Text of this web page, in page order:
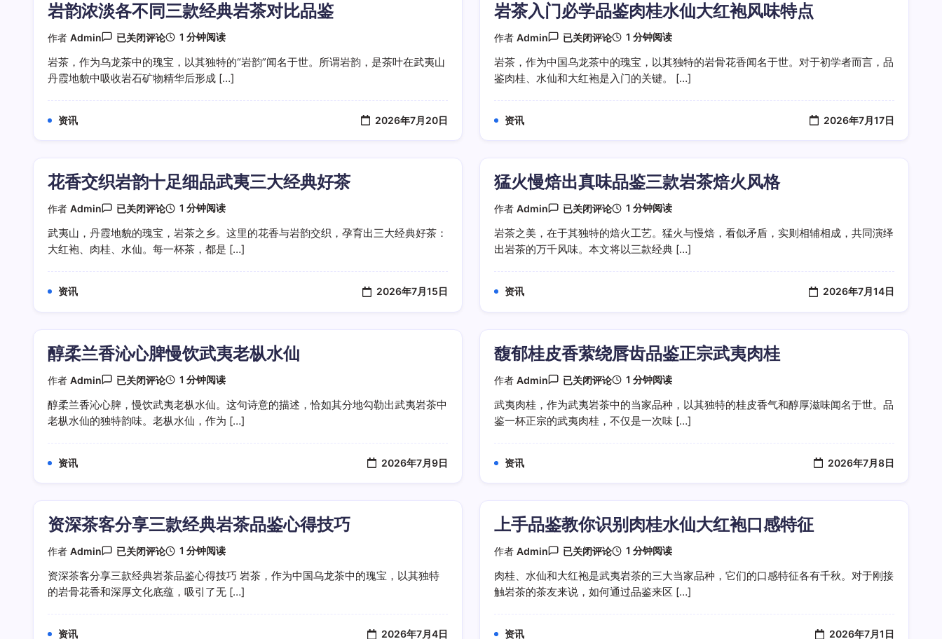
传
世
本
味
桂
独
特
魅
力
岩韵浓淡各不同三款经典岩茶对比品鉴
作者 Admin
岩
浓
淡
各
茶
对
比
品
鉴
已关闭评论 1 分钟阅读
岩茶，作为乌龙茶中的瑰宝，以其独特的“岩韵”闻名于世。所谓岩韵，是茶叶在武夷山
丹霞地貌中吸收岩石矿物精华后形成 […]
资讯 2026年7月20日
岩茶入门必学品鉴肉桂水仙大红袍风味特点
作者 Admin
岩
入
门
必
大
红
风
味
特
点
已关闭评论 1 分钟阅读
岩茶，作为中国乌龙茶中的瑰宝，以其独特的岩骨花香闻名于世。对于初学者而言，品
鉴肉桂、水仙和大红袍是入门的关键。 […]
资讯 2026年7月17日
花香交织岩韵十足细品武夷三大经典好茶
作者 Admin
花
交
织
岩
大
经
典
好
茶
已关闭评论 1 分钟阅读
武夷山，丹霞地貌的瑰宝，岩茶之乡。这里的花香与岩韵交织，孕育出三大经典好茶：
大红袍、肉桂、水仙。每一杯茶，都是 […]
资讯 2026年7月15日
猛火慢焙出真味品鉴三款岩茶焙火风格
作者 Admin
猛
慢
焙
出
焙
火
风
格
已关闭评论 1 分钟阅读
岩茶之美，在于其独特的焙火工艺。猛火与慢焙，看似矛盾，实则相辅相成，共同演绎
出岩茶的万千风味。本文将以三款经典 […]
资讯 2026年7月14日
醇柔兰香沁心脾慢饮武夷老枞水仙
作者 Admin
醇
兰
香
沁
枞
水
仙
已关闭评论 1 分钟阅读
醇柔兰香沁心脾，慢饮武夷老枞水仙。这句诗意的描述，恰如其分地勾勒出武夷岩茶中
老枞水仙的独特韵味。老枞水仙，作为 […]
资讯 2026年7月9日
馥郁桂皮香萦绕唇齿品鉴正宗武夷肉桂
作者 Admin
馥
桂
皮
香
宗
武
夷
肉
桂
已关闭评论 1 分钟阅读
武夷肉桂，作为武夷岩茶中的当家品种，以其独特的桂皮香气和醇厚滋味闻名于世。品
鉴一杯正宗的武夷肉桂，不仅是一次味 […]
资讯 2026年7月8日
资深茶客分享三款经典岩茶品鉴心得技巧
作者 Admin
资
茶
客
分
已关闭评论 1 分钟阅读
资深茶客分享三款经典岩茶品鉴心得技巧 岩茶，作为中国乌龙茶中的瑰宝，以其独特
的岩骨花香和深厚文化底蕴，吸引了无 […]
资讯 2026年7月4日
上手品鉴教你识别肉桂水仙大红袍口感特征
作者 Admin
上
品
鉴
教
已关闭评论 1 分钟阅读
肉桂、水仙和大红袍是武夷岩茶的三大当家品种，它们的口感特征各有千秋。对于刚接
触岩茶的茶友来说，如何通过品鉴来区 […]
资讯 2026年7月1日